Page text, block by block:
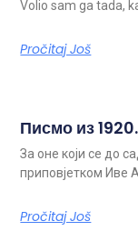
Volio sam ga tada,
Pročitaj Još
Писмо из
За оне који се до
приповјетком Иве
Pročitaj Još